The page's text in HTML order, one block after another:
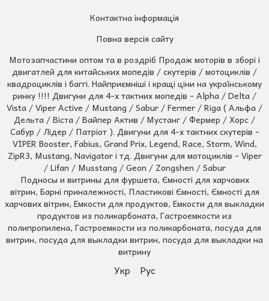
Контактна інформація
Повна версія сайту
Мотозапчастини оптом та в роздріб Продаж моторів в зборі і
двигатлей для китайських мопедів / скутерів / мотоциклів /
квадроциклів і баггі. Найприємніші і кращі ціни на українському
ринку !!!! Двигуни для 4-х тактних мопедів - Alpha / Delta /
Vista / Viper Active / Mustang / Sabur / Fermer / Riga ( Альфа /
Дельта / Віста / Вайпер Актив / Мустанг / Фермер / Хорс /
Сабур / Лідер / Патріот ). Двигуни для 4-х тактних скутерів -
VIPER Booster, Fabius, Grand Prix, Legend, Race, Storm, Wind,
ZipR3, Mustang, Navigator і тд. Двигуни для мотоциклів - Viper
/ Lifan / Musstang / Geon / Zongshen / Sabur
Подносы и витрины для фуршета, Ємності для харчових
вітрин, Барні приналежності, Пластикові Ємності, Ємності для
харчових вітрин, Емкости для продуктов, Емкости для выкладки
продуктов из поликарбоната, Гастроемкости из
полипропилена, Гастроемкости из поликарбоната, посуда для
витрин, посуда для выкладки витрин, посуда для выкладки на
витрину
Укр Рус